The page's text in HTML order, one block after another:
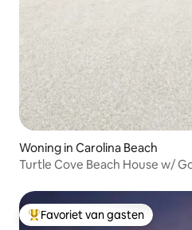
Woning in Carolina Beach
Turtle Cove Beach House w/
Topfavoriet van gasten
Favoriet van gasten